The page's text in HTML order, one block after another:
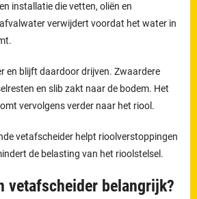
installatie die vetten, oliën en
verwijdert voordat het water in
en blijft daardoor drijven. Zwaardere
en slib zakt naar de bodem. Het
vervolgens verder naar het riool.
vetafscheider helpt rioolverstoppingen
de belasting van het rioolstelsel.
vetafscheider belangrijk?